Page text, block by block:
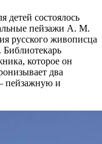
детей состоялось
пейзажи А. М.
русского живописца
которое он
два
пейзажную и